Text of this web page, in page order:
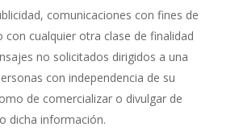
comunicaciones con fines de
con cualquier otra clase de finalidad
no solicitados dirigidos a una
con independencia de su
de comercializar o divulgar de
dicha información.